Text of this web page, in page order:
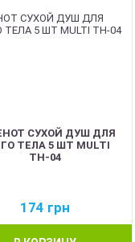
СУХОЙ ДУШ ДЛЯ
ТЕЛА 5 ШТ MULTI
TH-04
174 грн